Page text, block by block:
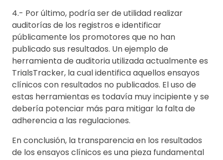
4.- Por último, podría ser de utilidad realizar
auditorías de los registros e identificar
públicamente los promotores que no han
publicado sus resultados. Un ejemplo de
herramienta de auditoria utilizada actualmente es
TrialsTracker, la cual identifica aquellos ensayos
clínicos con resultados no publicados. El uso de
estas herramientas es todavía muy incipiente y se
debería potenciar más para mitigar la falta de
adherencia a las regulaciones.
En conclusión, la transparencia en los resultados
de los ensayos clínicos es una pieza fundamental